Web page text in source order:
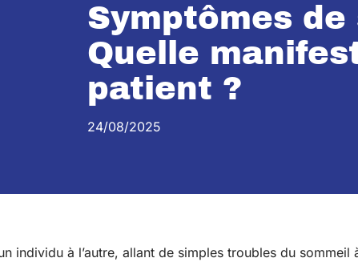
Symptômes
Quelle
patient ?
24/08/2025
individu à l’autre, allant de simples troubles du sommeil